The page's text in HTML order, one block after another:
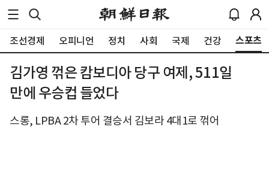
조선경제 오피니언 정치 사회 국제 건강 스포츠
김가영 꺾은 캄보디아 당구 여제, 511일
만에 우승컵 들었다
스롱, LPBA 2차 투어 결승서 김보라 4대1로 꺾어